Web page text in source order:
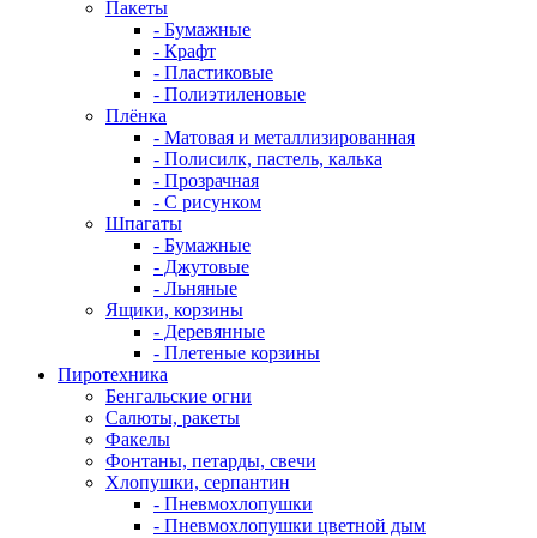
Пакеты
- Бумажные
- Крафт
- Пластиковые
- Полиэтиленовые
Плёнка
- Матовая и металлизированная
- Полисилк, пастель, калька
- Прозрачная
- С рисунком
Шпагаты
- Бумажные
- Джутовые
- Льняные
Ящики, корзины
- Деревянные
- Плетеные корзины
Пиротехника
Бенгальские огни
Салюты, ракеты
Факелы
Фонтаны, петарды, свечи
Хлопушки, серпантин
- Пневмохлопушки
- Пневмохлопушки цветной дым